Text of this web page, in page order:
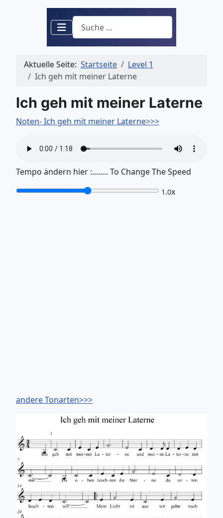
Suchen
Aktuelle Seite: Startseite
Level 1
Ich geh mit meiner Laterne
Ich geh mit meiner Laterne
Noten- Ich geh mit meiner Laterne>>>
Tempo ändern hier :........ To Change The Speed
1.0x
andere Tonarten>>>